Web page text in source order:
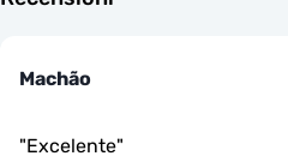
Machão
"Excelente"